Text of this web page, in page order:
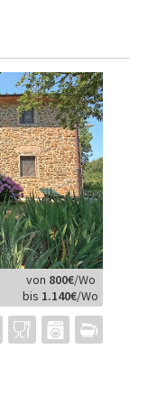
von 800€/Wo
bis 1.140€/Wo